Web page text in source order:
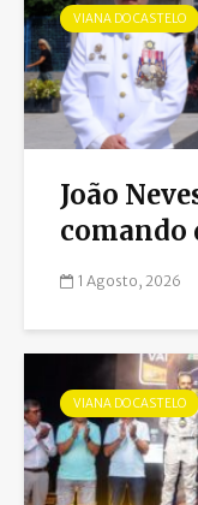
VIANA DO CASTELO
João
comando
1 Agosto, 2026
VIANA DO CASTELO